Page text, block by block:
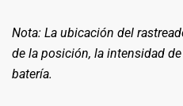
Nota: La ubicación del
de la posición, la intensidad
batería.